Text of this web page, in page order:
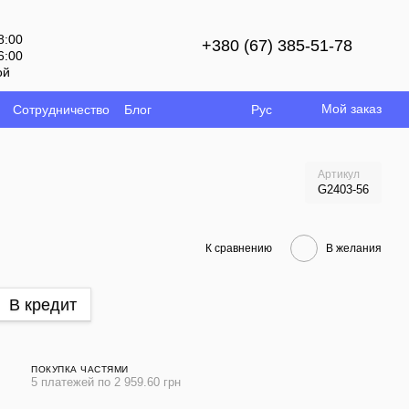
+380 (67) 385-51-78
Сотрудничество Блог Рус Мой заказ
Артикул
G2403-56
К сравнению В желания
В кредит
ПОКУПКА ЧАСТЯМИ
5 платежей по 2 959.60 грн